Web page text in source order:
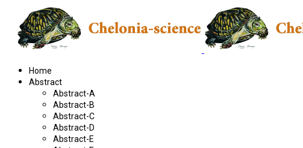
Home
Abstract
Abstract-A
Abstract-B
Abstract-C
Abstract-D
Abstract-E